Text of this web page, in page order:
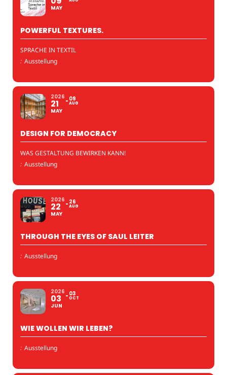
MAY
POWERFUL TEXTURES.
SPRACHE IN TEXTIL
: Ausstellung
2026
21
MAY
09
AUG
DESIGN FOR DEMOCRACY
WAS GESTALTUNG BEWIRKEN KANN!
: Ausstellung
2026
22
MAY
26
AUG
THROUGH THE EYES OF SAUL LEITER
: Ausstellung
2026
03
JUN
03
OCT
WIE WOLLEN WIR LEBEN?
: Ausstellung